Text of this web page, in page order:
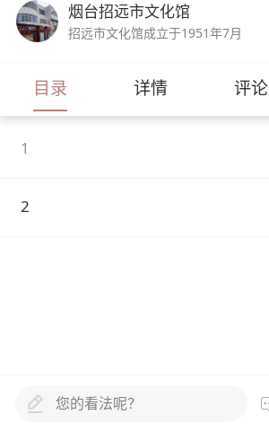
烟台招远市文化馆
招远市文化馆成立于1951年7月
目录 详情 评论
1
2
您的看法呢？